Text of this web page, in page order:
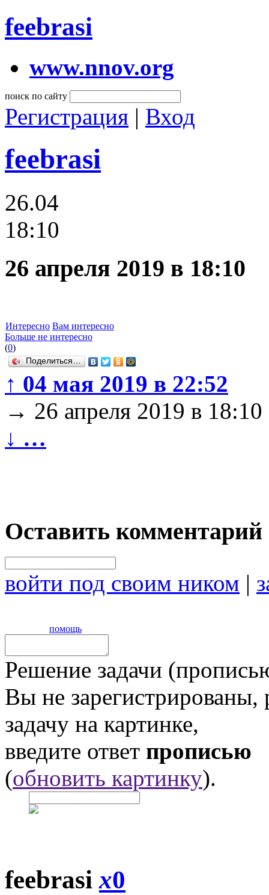
feebrasi
www.nnov.org
поиск по сайту
Регистрация | Вход
feebrasi
26.04
18:10
26 апреля 2019 в 18:10
Интересно Вам интересно
Больше не интересно
(0)
Поделиться…
↑ 04 мая 2019 в 22:52
→ 26 апреля 2019 в 18:10
↓ …
Оставить комментарий
войти под своим ником |
помощь
Решение задачи
Вы не
задачу на картинке,
введите ответ прописью
(обновить картинку).
feebrasix0